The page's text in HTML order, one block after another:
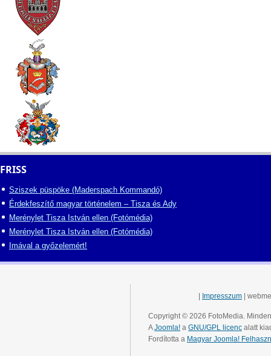
FRISS
Sziszek püspöke (Maderspach Kommandó)
Érdekfeszítő magyar történelem – Tisza és Ady
Merénylet Tisza István ellen (Fotómédia)
Merénylet Tisza István ellen (Fotómédia)
Imával a győzelemért!
Impresszum |
Copyright © 2026 FotoMedia.
AJoomla! a GNU/GPL licenc alatt
Fordította a Magyar Joomla!